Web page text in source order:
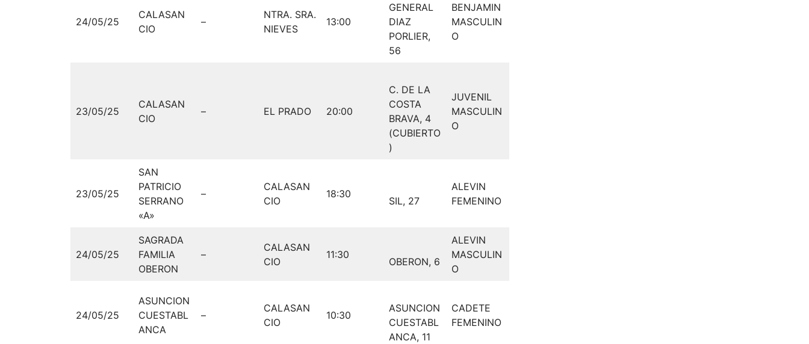
24/05/25
CALASAN
CIO
–
NTRA. SRA.
NIEVES
13:00
GENERAL
DIAZ
PORLIER,
56
BENJAMIN
MASCULIN
O
23/05/25
CALASAN
CIO
– EL PRADO 20:00
C. DE LA
COSTA
BRAVA, 4
(CUBIERTO
)
JUVENIL
MASCULIN
O
23/05/25
SAN
PATRICIO
SERRANO
«A»
–
CALASAN
CIO
18:30
SIL, 27
ALEVIN
FEMENINO
24/05/25
SAGRADA
FAMILIA
OBERON
–
CALASAN
CIO
11:30
OBERON, 6
ALEVIN
MASCULIN
O
24/05/25
ASUNCION
CUESTABL
ANCA
–
CALASAN
CIO
10:30
ASUNCION
CUESTABL
ANCA, 11
CADETE
FEMENINO